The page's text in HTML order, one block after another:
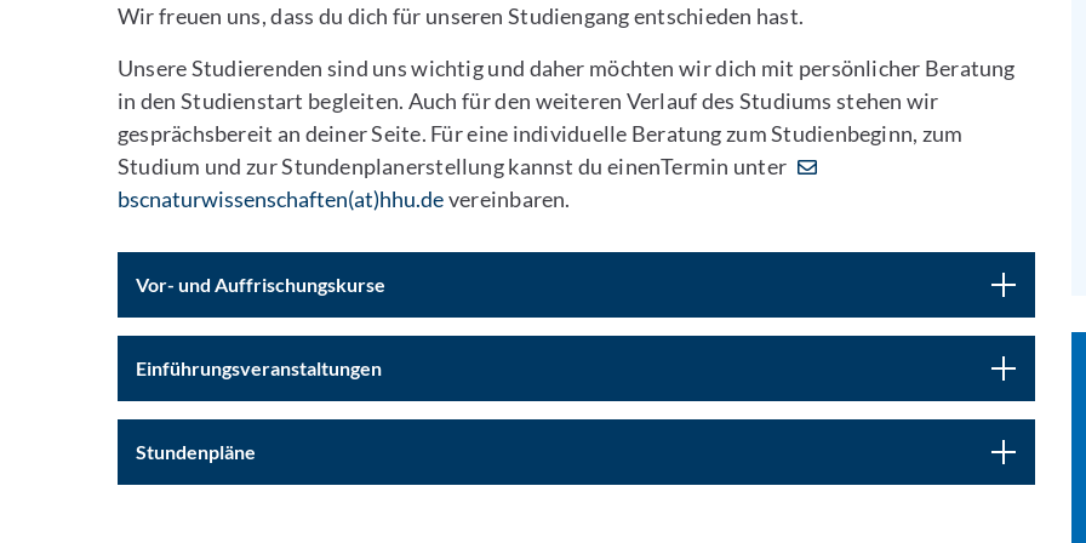
Wir freuen uns, dass du dich für unseren Studiengang entschieden hast.
Unsere Studierenden sind uns wichtig und daher möchten wir dich mit persönlicher Beratung
in den Studienstart begleiten. Auch für den weiteren Verlauf des Studiums stehen wir
gesprächsbereit an deiner Seite. Für eine individuelle Beratung zum Studienbeginn, zum
Studium und zur Stundenplanerstellung kannst du einenTermin unter
bscnaturwissenschaften(at)hhu.devereinbaren.
Vor- und Auffrischungskurse
Einführungsveranstaltungen
Stundenpläne